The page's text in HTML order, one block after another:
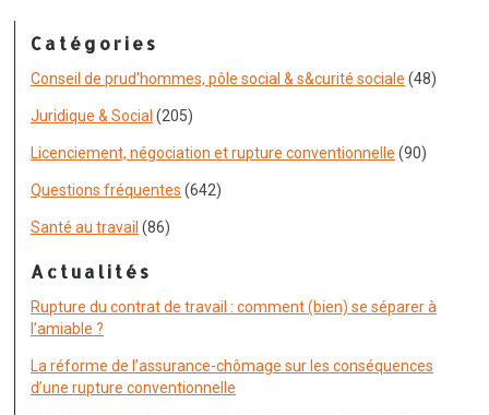
Catégories
Conseil de prud'hommes, pôle social & s&curité sociale (48)
Juridique & Social (205)
Licenciement, négociation et rupture conventionnelle (90)
Questions fréquentes (642)
Santé au travail (86)
Actualités
Rupture du contrat de travail : comment (bien) se séparer à
l’amiable ?
La réforme de l’assurance-chômage sur les conséquences
d’une rupture conventionnelle